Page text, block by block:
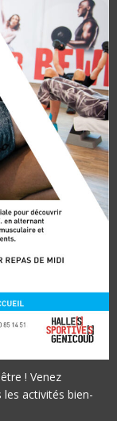
! Venez
les activités bien-